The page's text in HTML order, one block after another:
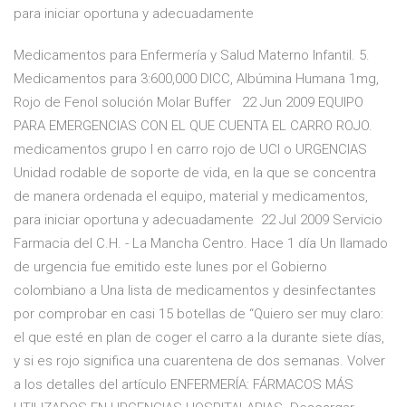
para iniciar oportuna y adecuadamente
Medicamentos para Enfermería y Salud Materno Infantil. 5.
Medicamentos para 3:600,000 DICC, Albúmina Humana 1mg,
Rojo de Fenol solución Molar Buffer 22 Jun 2009 EQUIPO
PARA EMERGENCIAS CON EL QUE CUENTA EL CARRO ROJO.
medicamentos grupo I en carro rojo de UCI o URGENCIAS
Unidad rodable de soporte de vida, en la que se concentra
de manera ordenada el equipo, material y medicamentos,
para iniciar oportuna y adecuadamente 22 Jul 2009 Servicio
Farmacia del C.H. - La Mancha Centro. Hace 1 día Un llamado
de urgencia fue emitido este lunes por el Gobierno
colombiano a Una lista de medicamentos y desinfectantes
por comprobar en casi 15 botellas de “Quiero ser muy claro:
el que esté en plan de coger el carro a la durante siete días,
y si es rojo significa una cuarentena de dos semanas. Volver
a los detalles del artículo ENFERMERÍA: FÁRMACOS MÁS